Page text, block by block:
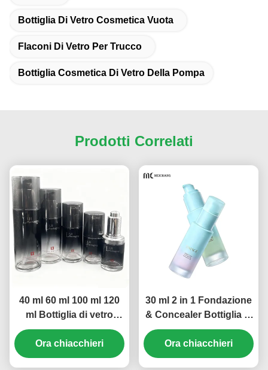
Bottiglia Di Vetro Cosmetica Vuota
Flaconi Di Vetro Per Trucco
Bottiglia Cosmetica Di Vetro Della Pompa
Prodotti Correlati
40 ml 60 ml 100 ml 120
ml Bottiglia di vetro
cosmetica vuota
Lozione Essenza
Imballaggio (MC-310)
Ora chiacchieri
30 ml 2 in 1 Fondazione
& Concealer Bottiglia di
vetro con applicatore di
spazzola a pompa ((MC-
1305)
Ora chiacchieri